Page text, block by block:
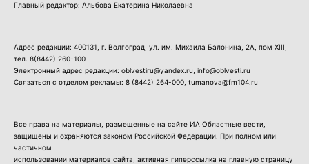
Главный редактор: Альбова Екатерина Николаевна
Адрес редакции: 400131, г. Волгоград, ул. им. Михаила Балонина, 2А, пом XIII,
тел. 8(8442) 260-100
Электронный адрес редакции: oblvestiru@yandex.ru, info@oblvesti.ru
Связаться с отделом рекламы: 8 (8442) 264-000 , tumanova@fm104.ru
Все права на материалы, размещенные на сайте ИА Областные вести,
защищены и охраняются законом Российской Федерации. При полном или
частичном
использовании материалов сайта, активная гиперссылка на главную страницу